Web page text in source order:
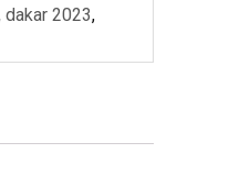
dakar 2023,